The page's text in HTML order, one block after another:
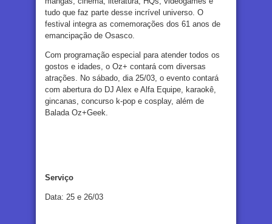
tudo que faz parte desse incrível universo. O
festival integra as comemorações dos 61 anos de
emancipação de Osasco.
Com programação especial para atender todos os
gostos e idades, o Oz+ contará com diversas
atrações. No sábado, dia 25/03, o evento contará
com abertura do DJ Alex e Alfa Equipe, karaokê,
gincanas, concurso k-pop e cosplay, além de
Balada Oz+Geek.
Serviço
Data: 25 e 26/03